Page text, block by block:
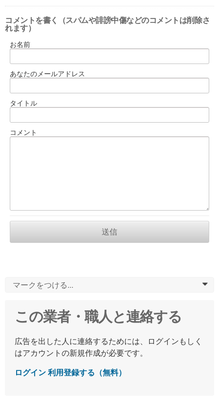
コメントを書く（スパムや誹謗中傷などのコメントは削除さ
れます）
お名前
あなたのメールアドレス
タイトル
コメント
送信
マークをつける... 0
この業者・職人と連絡する
広告を出した人に連絡するためには、ログインもしく
はアカウントの新規作成が必要です。
ログイン利用登録する（無料）